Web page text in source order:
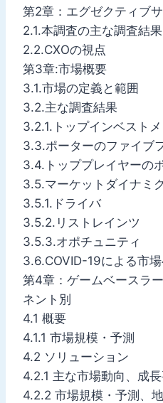
第2章：エグゼクティブ
2.1.本調査の主な調査結果
2.2.CXOの視点
第3章:市場概要
3.1.市場の定義と範囲
3.2.主な調査結果
3.2.1.トップインベスト
3.3.ポーターのファイブ
3.4.トッププレイヤーの
3.5.マーケットダイナミ
3.5.1.ドライバ
3.5.2.リストレインツ
3.5.3.オポチュニティ
3.6.COVID-19による市
第4章：ゲームベースラ
ネント別
4.1 概要
4.1.1 市場規模・予測
4.2 ソリューション
4.2.1 主な市場動向、成
4.2.2 市場規模・予測、